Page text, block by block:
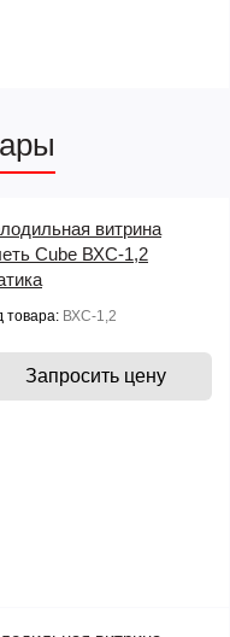
витрина
Cube ВХС-1,2
товара: ВХС-1,2
Запросить цену